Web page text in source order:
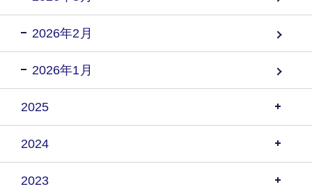
2026年2月
2026年1月
2025
2024
2023